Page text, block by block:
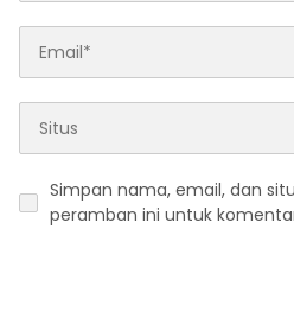
Simpan nama, email, dan
peramban ini untuk